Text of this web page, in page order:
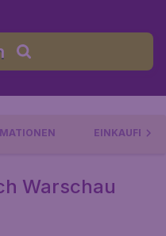
EINKAUFEN
Warschau